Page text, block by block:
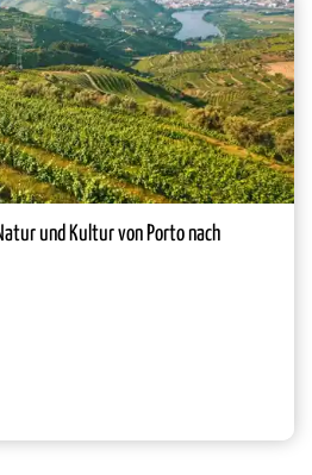
und Kultur von Porto nach